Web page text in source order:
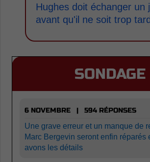
Hughes doit échanger un
avant qu'il ne soit trop
SONDAGE
6 NOVEMBRE | 594 RÉPONSES
Une grave erreur et un manque de
Marc Bergevin seront enfin réparés
avons les détails